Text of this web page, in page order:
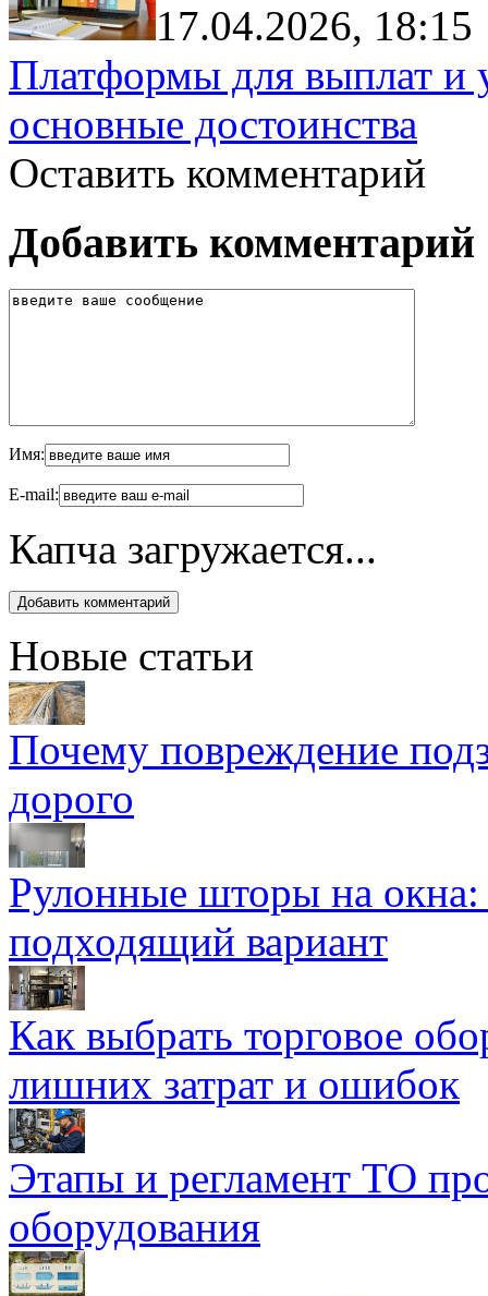
17.04.2026, 18:15
Платформы для выплат и
основные достоинства
Оставить комментарий
Добавить комментарий
Имя:
E-mail:
Капча загружается...
Новые статьи
Почему повреждение
дорого
Рулонные шторы на
подходящий вариант
Как выбрать торговое
лишних затрат и ошибок
Этапы и регламент ТО
оборудования